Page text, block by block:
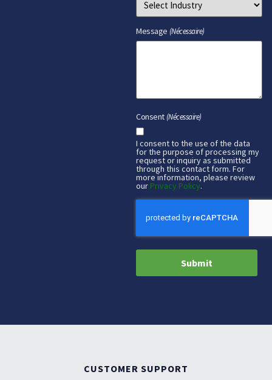
Message (Nécessaire)
Consent (Nécessaire)
I consent to the use of the data
for the purpose of processing my
request or inquiry as submitted
through this contact form. For
more information, please review
our Privacy Policy.
CAPTCHA
CUSTOMER SUPPORT